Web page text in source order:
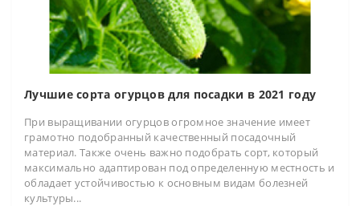
Лучшие сорта огурцов для посадки в 2021 году
При выращивании огурцов огромное значение имеет
грамотно подобранный качественный посадочный
материал. Также очень важно подобрать сорт, который
максимально адаптирован под определенную местность и
обладает устойчивостью к основным видам болезней
культуры...